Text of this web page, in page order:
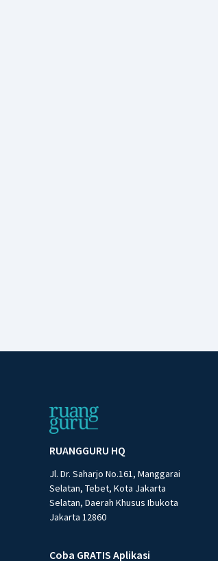
RUANGGURU HQ
Jl. Dr. Saharjo No.161, Manggarai
Selatan, Tebet, Kota Jakarta
Selatan, Daerah Khusus Ibukota
Jakarta 12860
Coba GRATIS Aplikasi